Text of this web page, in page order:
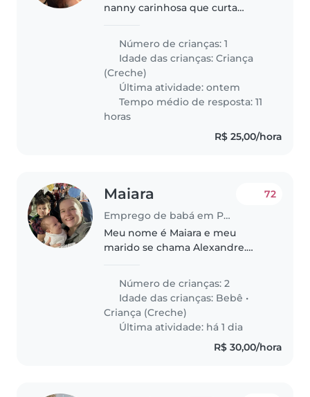
nanny carinhosa que curta
Ideal quem goste de animais.
Disponível para cuidados em
nossa casa. Entre em contato!
Número de crianças: 1
Idade das crianças:Criança
(Creche)
Última atividade: ontem
Tempo médio de resposta: 11
horas
R$ 25,00/hora
Maiara
Emprego de babá em Porto Alegre
72
Meu nome é Maiara e meu
marido se chama Alexandre.
meses)! Nossa família está
procurando uma babá carinhosa
e de confiança..
Número de crianças: 2
Idade das crianças: Bebê •
Criança (Creche)
Última atividade: há 1 dia
R$ 30,00/hora